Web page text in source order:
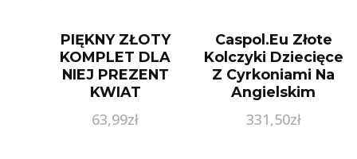
PIĘKNY ZŁOTY
KOMPLET DLA
NIEJ PREZENT
KWIAT
63,99zł
Caspol.Eu Złote
Kolczyki Dziecięce
Z Cyrkoniami Na
Angielskim
Pr.585
331,50zł